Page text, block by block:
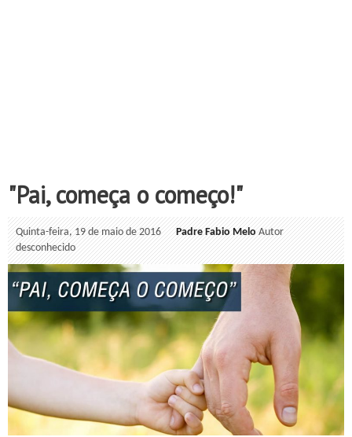
"Pai, começa o começo!"
Quinta-feira, 19 de maio de 2016 Padre Fabio Melo Autor
desconhecido